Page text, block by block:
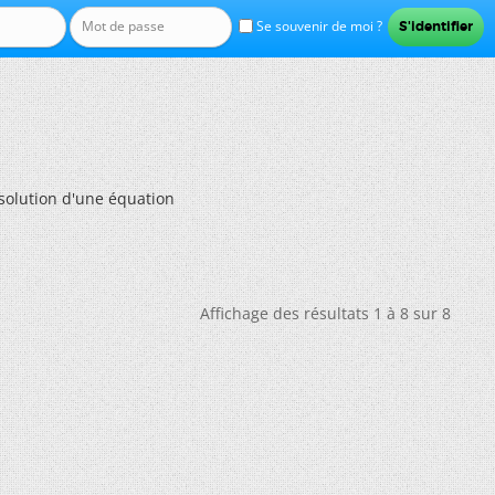
Se souvenir de moi ?
d'une équation
Affichage des résultats 1 à 8 sur 8